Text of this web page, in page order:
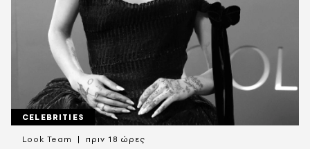
CELEBRITIES
Look Team πριν 18 ώρες